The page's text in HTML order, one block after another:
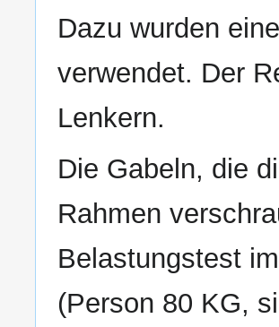
Dazu wurden
verwendet. Der
Lenkern.
Die Gabeln, die
Rahmen
Belastungstest
(Person 80 KG,